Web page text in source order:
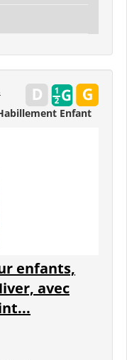
Enfant
enfants,
avec